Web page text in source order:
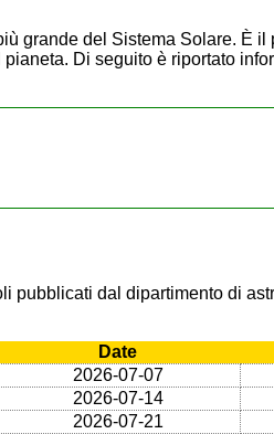
grande del Sistema Solare. È il
Di seguito è riportato
pubblicati dal dipartimento di
Date
2026-07-07
2026-07-14
2026-07-21